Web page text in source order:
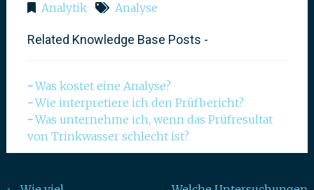
Analytik Analyse
Related Knowledge Base Posts -
Was kostet eine Analyse?
Wie interpretiere ich den Prüfbericht?
Was unternehme ich, wenn das Prüfresultat
von Trinkwasser schlecht ist?